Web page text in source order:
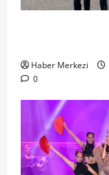
Haber Merkezi
0